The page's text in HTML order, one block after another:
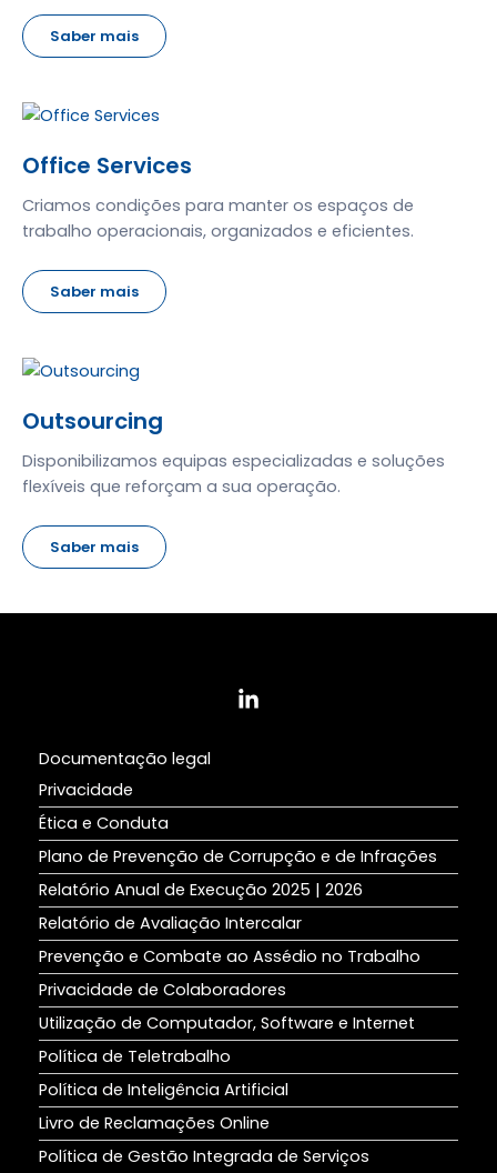
Saber mais
Office Services
Criamos condições para manter os espaços de
trabalho operacionais, organizados e eficientes.
Saber mais
Outsourcing
Disponibilizamos equipas especializadas e soluções
flexíveis que reforçam a sua operação.
Saber mais
Documentação legal
Privacidade
Ética e Conduta
Plano de Prevenção de Corrupção e de Infrações
Relatório Anual de Execução 2025 | 2026
Relatório de Avaliação Intercalar
Prevenção e Combate ao Assédio no Trabalho
Privacidade de Colaboradores
Utilização de Computador, Software e Internet
Política de Teletrabalho
Política de Inteligência Artificial
Livro de Reclamações Online
Política de Gestão Integrada de Serviços